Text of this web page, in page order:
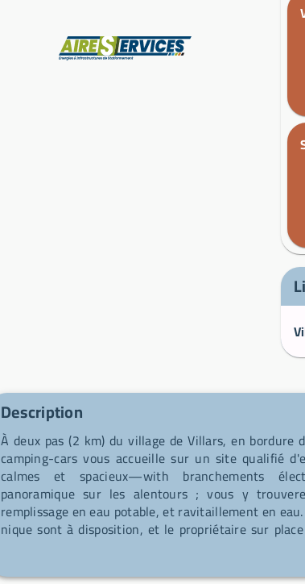
Fabricant
Description
À deux pas (2 km) du village de Villars, en
camping-cars vous accueille sur un site qualifié
calmes et spacieux—with branchements
panoramique sur les alentours ; vous y
remplissage en eau potable, et ravitaillement en
nique sont à disposition, et le propriétaire sur
passion, les hameaux fleuris, ruelles colorées,